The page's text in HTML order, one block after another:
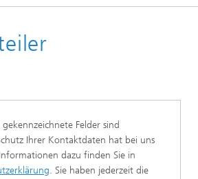
Felder sind
Ihrer Kontaktdaten hat bei uns
dazu finden Sie in
. Sie haben jederzeit die